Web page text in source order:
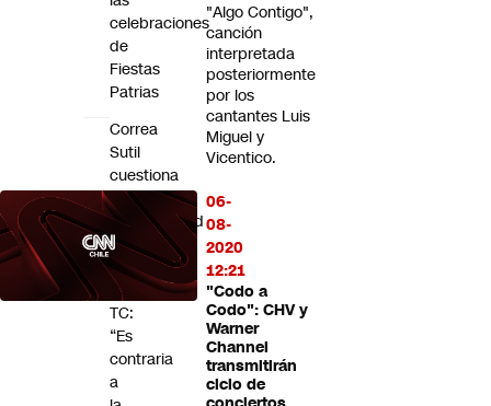
"Algo Contigo",
canción
interpretada
posteriormente
por los
cantantes Luis
Miguel y
Vicentico.
06-
08-
2020
12:21
"Codo a
Codo": CHV y
Warner
Channel
transmitirán
ciclo de
celebraciones
de
Fiestas
Patrias
Correa
Sutil
cuestiona
la
invariabilidad
tributaria
ante
el
TC:
“Es
contraria
a